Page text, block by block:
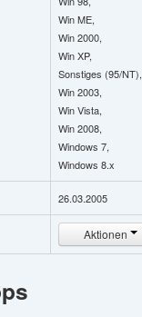
Win ME,
Win 2000,
Win XP,
Sonstiges (95/NT),
Win 2003,
Win Vista,
Win 2008,
Windows 7,
Windows 8.x
26.03.2005
Aktionen